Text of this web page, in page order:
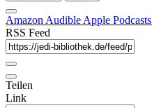
Amazon Audible Apple Podcasts
RSS Feed
Teilen
Link